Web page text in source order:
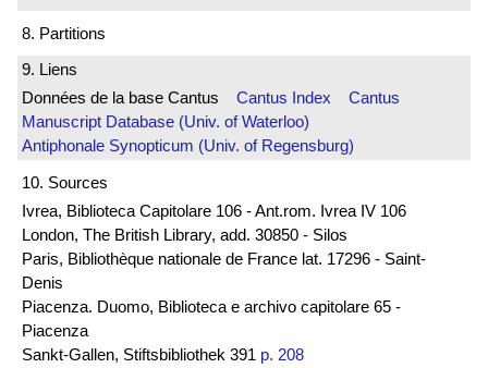
8. Partitions
9. Liens
Données de la base Cantus Cantus Index
Cantus
Manuscript Database (Univ. of Waterloo)
Antiphonale Synopticum (Univ. of Regensburg)
10. Sources
Ivrea, Biblioteca Capitolare 106 - Ant.rom. Ivrea IV 106
London, The British Library, add. 30850 - Silos
Paris, Bibliothèque nationale de France lat. 17296 - Saint-
Denis
Piacenza. Duomo, Biblioteca e archivo capitolare 65 -
Piacenza
Sankt-Gallen, Stiftsbibliothek 391 p. 208